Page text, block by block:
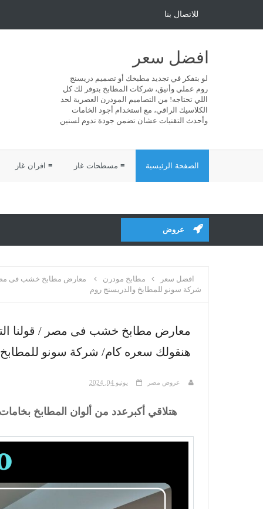
للاتصال بنا
افضل سعر
لو بتفكر في تجديد مطبخك أو تصميم دريسنج
روم عملي وأنيق، شركات المطابخ بتوفر لك كل
اللي تحتاجه! من التصاميم المودرن العصرية لحد
الكلاسيك الراقي، مع استخدام أجود الخامات
وأحدث التقنيات عشان تضمن جودة تدوم لسنين
الصفحة الرئيسية ≡ مسطحات غاز ≡ افران غاز
عروض
افضل سعر مطابخ مودرن
معارض مطابخ خشب فى مصر
شركة سونو للمطابخ والدريسنج روم
معارض مطابخ خشب فى مصر / قولنا
هنقولك سعره كام/ شركة سونو
عروض مصر يونيو 04, 2024
هتلاقي أكبرعدد من ألوان المطابخ